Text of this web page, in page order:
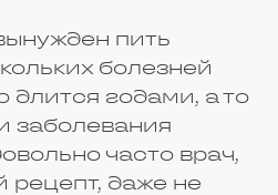
говорите
пьёте, как
эти
проверить.